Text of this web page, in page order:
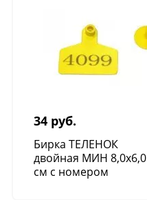
34 руб.
Бирка ТЕЛЕНОК
двойная МИН 8,0х6,0
см с номером